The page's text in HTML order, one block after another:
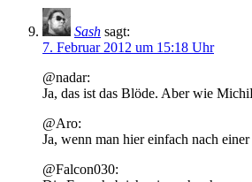
Sash sagt:
7. Februar 2012 um 15:18 Uhr
@nadar:
Ja, das ist das Blöde. Aber wie
@Aro:
Ja, wenn man hier einfach nach
@Falcon030: